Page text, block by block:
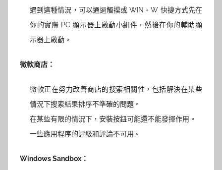
遇到這種情況，可以通過觸摸或 WIN + W 快捷方式先在
你的實際 PC 顯示器上啟動小組件，然後在你的輔助顯
示器上啟動。
微軟商店：
微軟正在努力改善商店的搜索相關性，包括解決在某些
情況下搜索結果排序不準確的問題。
在某些有限的情況下，安裝按鈕可能還不能發揮作用。
一些應用程序的評級和評論不可用。
Windows Sandbox：